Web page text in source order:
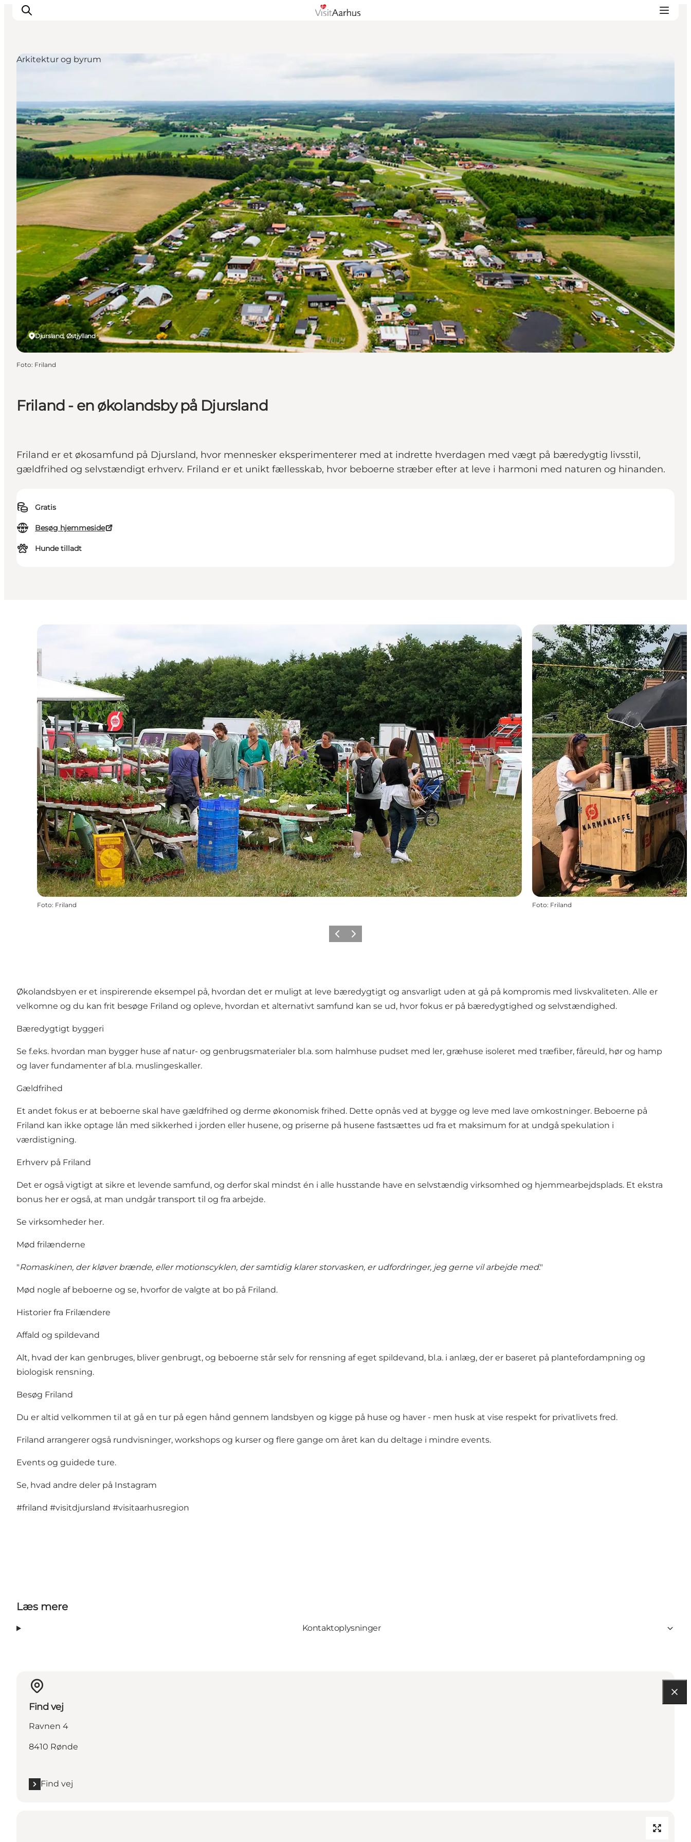
Kalender
Byer og steder
Planlæg ferien
Transport
Friland - en økolandsby på Djursland
Friland er et økosamfund på Djursland, hvor mennesker eksperimenterer med at indrette hverdagen med vægt på bæredygtig livsstil,
gældfrihed og selvstændigt erhverv. Friland er et unikt fællesskab, hvor beboerne stræber efter at leve i harmoni med naturen og hinanden.
Gratis
Besøg hjemmeside
Hunde tilladt
Djursland, Østjylland
Arkitektur og byrum
Foto: Friland
Foto: Friland Foto: Friland
ForrigeNæste
Økolandsbyen er et inspirerende eksempel på, hvordan det er muligt at leve bæredygtigt og ansvarligt uden at gå på kompromis med livskvaliteten. Alle er
velkomne og du kan frit besøge Friland og opleve, hvordan et alternativt samfund kan se ud, hvor fokus er på bæredygtighed og selvstændighed.
Bæredygtigt byggeri
Se f.eks. hvordan man bygger huse af natur- og genbrugsmaterialer bl.a. som halmhuse pudset med ler, græhuse isoleret med træfiber, fåreuld, hør og hamp
og laver fundamenter af bl.a. muslingeskaller.
Gældfrihed
Et andet fokus er at beboerne skal have gældfrihed og derme økonomisk frihed. Dette opnås ved at bygge og leve med lave omkostninger. Beboerne på
Friland kan ikke optage lån med sikkerhed i jorden eller husene, og priserne på husene fastsættes ud fra et maksimum for at undgå spekulation i
værdistigning.
Erhverv på Friland
Det er også vigtigt at sikre et levende samfund, og derfor skal mindst én i alle husstande have en selvstændig virksomhed og hjemmearbejdsplads. Et ekstra
bonus her er også, at man undgår transport til og fra arbejde.
Se virksomheder her.
Mød frilænderne
"Romaskinen, der kløver brænde, eller motionscyklen, der samtidig klarer storvasken, er udfordringer, jeg gerne vil arbejde med."
Mød nogle af beboerne og se, hvorfor de valgte at bo på Friland.
Historier fra Frilændere
Affald og spildevand
Alt, hvad der kan genbruges, bliver genbrugt, og beboerne står selv for rensning af eget spildevand, bl.a. i anlæg, der er baseret på plantefordampning og
biologisk rensning.
Besøg Friland
Du er altid velkommen til at gå en tur på egen hånd gennem landsbyen og kigge på huse og haver - men husk at vise respekt for privatlivets fred.
Friland arrangerer også rundvisninger, workshops og kurser og flere gange om året kan du deltage i mindre events.
Events og guidede ture.
Se, hvad andre deler på Instagram
#friland #visitdjursland #visitaarhusregion
Læs mere
Kontaktoplysninger
Find vej
Ravnen 4
8410 Rønde
Find vej